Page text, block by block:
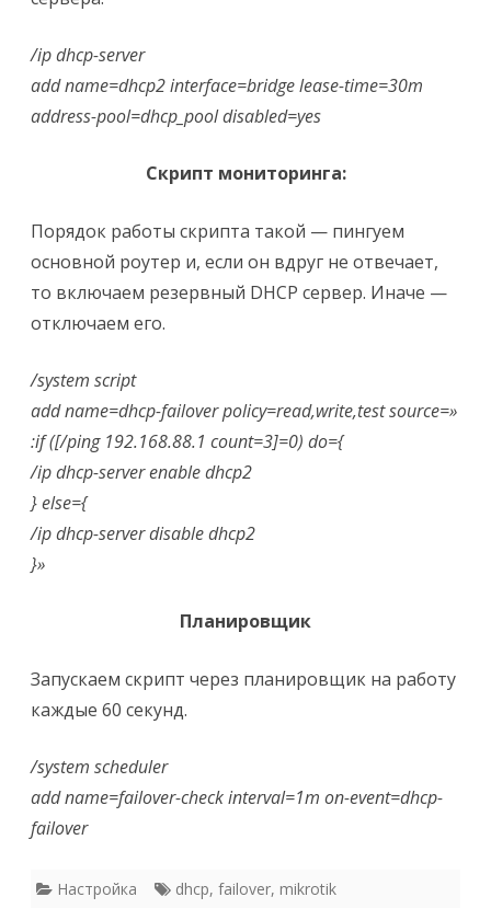
/ip dhcp-server
add name=dhcp2 interface=bridge lease-time=30m
address-pool=dhcp_pool disabled=yes
Скрипт мониторинга:
Порядок работы скрипта такой — пингуем
основной роутер и, если он вдруг не отвечает,
то включаем резервный DHCP сервер. Иначе —
отключаем его.
/system script
add name=dhcp-failover policy=read,write,test source=»
:if ([/ping 192.168.88.1 count=3]=0) do={
/ip dhcp-server enable dhcp2
} else={
/ip dhcp-server disable dhcp2
}»
Планировщик
Запускаем скрипт через планировщик на работу
каждые 60 секунд.
/system scheduler
add name=failover-check interval=1m on-event=dhcp-
failover
Настройка dhcp, failover, mikrotik